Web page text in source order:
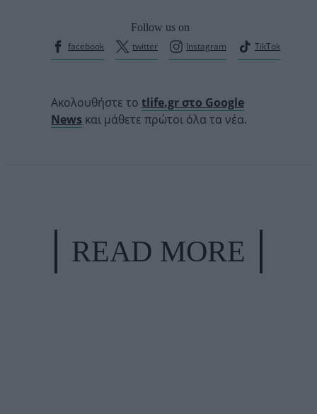
Follow us on
facebook
twitter Instagram TikTok
Ακολουθήστε το tlife.gr στο Google
News και μάθετε πρώτοι όλα τα νέα.
READ MORE